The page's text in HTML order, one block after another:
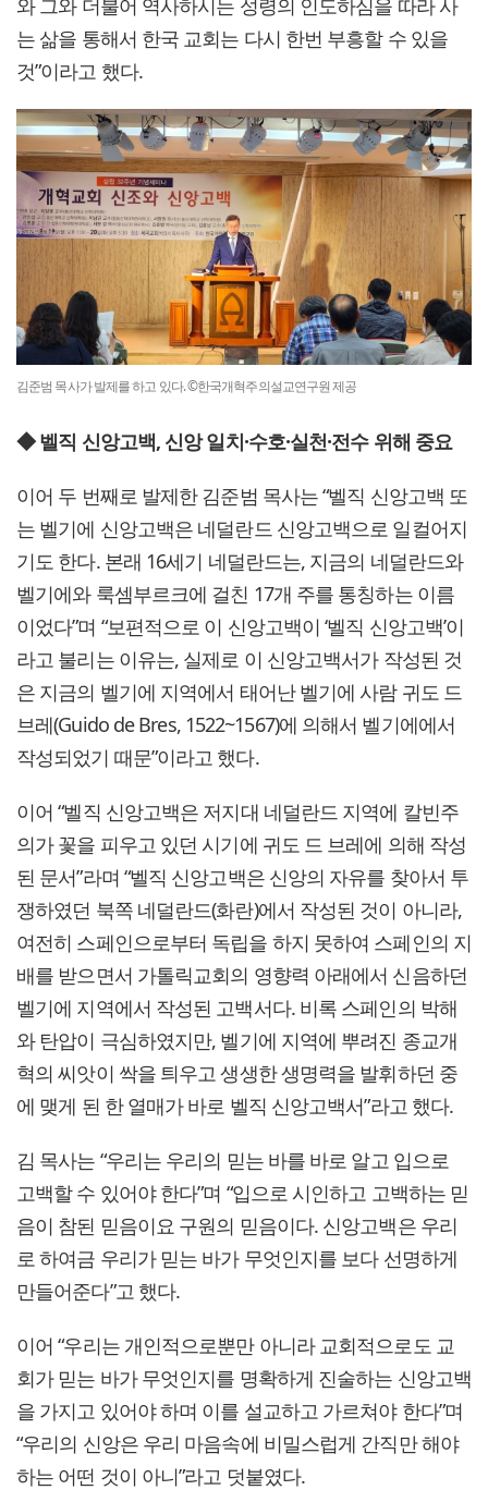
와 그와 더불어 역사하시는 성령의 인도하심을 따라 사
는 삶을 통해서 한국 교회는 다시 한번 부흥할 수 있을
것”이라고 했다.
김준범 목사가 발제를 하고 있다. ©한국개혁주의설교연구원 제공
◆ 벨직 신앙고백, 신앙 일치·수호·실천·전수 위해 중요
이어 두 번째로 발제한 김준범 목사는 “벨직 신앙고백 또
는 벨기에 신앙고백은 네덜란드 신앙고백으로 일컬어지
기도 한다. 본래 16세기 네덜란드는, 지금의 네덜란드와
벨기에와 룩셈부르크에 걸친 17개 주를 통칭하는 이름
이었다”며 “보편적으로 이 신앙고백이 ‘벨직 신앙고백’이
라고 불리는 이유는, 실제로 이 신앙고백서가 작성된 것
은 지금의 벨기에 지역에서 태어난 벨기에 사람 귀도 드
브레(Guido de Bres, 1522~1567)에 의해서 벨기에에서
작성되었기 때문”이라고 했다.
이어 “벨직 신앙고백은 저지대 네덜란드 지역에 칼빈주
의가 꽃을 피우고 있던 시기에 귀도 드 브레에 의해 작성
된 문서”라며 “벨직 신앙고백은 신앙의 자유를 찾아서 투
쟁하였던 북쪽 네덜란드(화란)에서 작성된 것이 아니라,
여전히 스페인으로부터 독립을 하지 못하여 스페인의 지
배를 받으면서 가톨릭교회의 영향력 아래에서 신음하던
벨기에 지역에서 작성된 고백서다. 비록 스페인의 박해
와 탄압이 극심하였지만, 벨기에 지역에 뿌려진 종교개
혁의 씨앗이 싹을 틔우고 생생한 생명력을 발휘하던 중
에 맺게 된 한 열매가 바로 벨직 신앙고백서”라고 했다.
김 목사는 “우리는 우리의 믿는 바를 바로 알고 입으로
고백할 수 있어야 한다”며 “입으로 시인하고 고백하는 믿
음이 참된 믿음이요 구원의 믿음이다. 신앙고백은 우리
로 하여금 우리가 믿는 바가 무엇인지를 보다 선명하게
만들어준다”고 했다.
이어 “우리는 개인적으로뿐만 아니라 교회적으로도 교
회가 믿는 바가 무엇인지를 명확하게 진술하는 신앙고백
을 가지고 있어야 하며 이를 설교하고 가르쳐야 한다”며
“우리의 신앙은 우리 마음속에 비밀스럽게 간직만 해야
하는 어떤 것이 아니”라고 덧붙였다.